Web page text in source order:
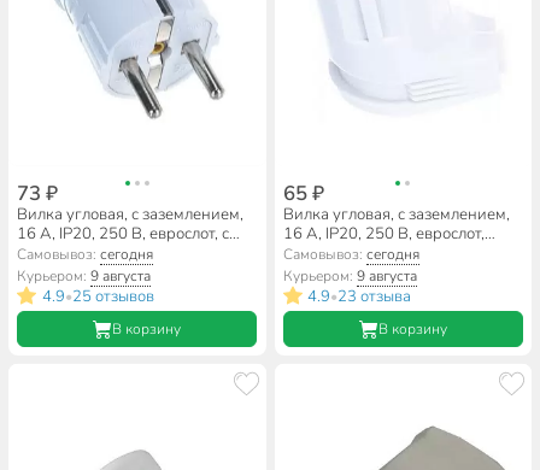
73 ₽
Вилка угловая, с заземлением,
16 А, IP20, 250 В, еврослот, с
ушком, белая, UNIVersal, А112
Самовывоз:сегодня
Курьером:9 августа
4.9•25 отзывов
В корзину
65 ₽
Вилка угловая, с заземлением,
16 А, IP20, 250 В, еврослот,
белая, UNIVersal, A105
Самовывоз: сегодня
Курьером: 9 августа
4.9•23 отзыва
В корзину